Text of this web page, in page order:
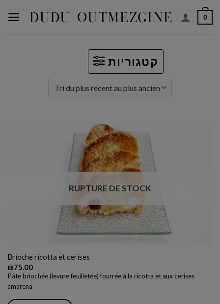
au
0
קטגוריות
RUPTURE DE STOCK
Brioche ricotta et cerises
₪75.00
Pâte briochée (levure feuilletée) fourrée à la ricotta et aux cerises
amarena